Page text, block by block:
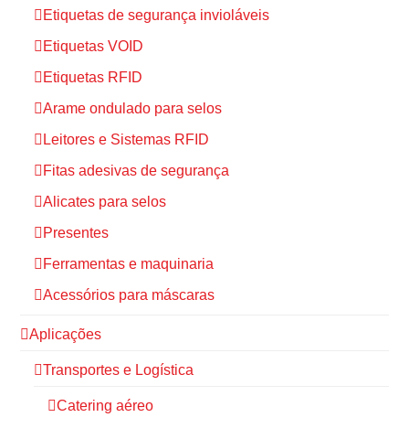
Etiquetas de segurança invioláveis
Etiquetas VOID
Etiquetas RFID
Arame ondulado para selos
Leitores e Sistemas RFID
Fitas adesivas de segurança
Alicates para selos
Presentes
Ferramentas e maquinaria
Acessórios para máscaras
Aplicações
Transportes e Logística
Catering aéreo